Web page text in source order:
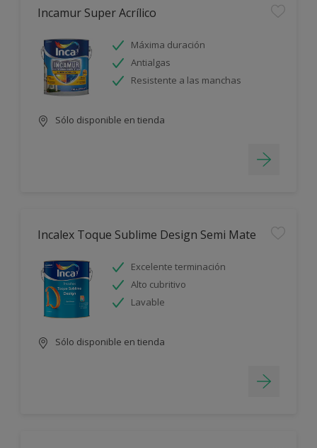
Incamur Super Acrílico
Máxima duración
Antialgas
Resistente a las manchas
Sólo disponible en tienda
Incalex Toque Sublime Design Semi Mate
Excelente terminación
Alto cubritivo
Lavable
Sólo disponible en tienda